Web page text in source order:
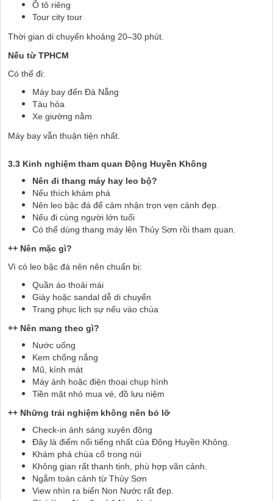
Ô tô riêng
Tour city tour
Thời gian di chuyển khoảng 20–30 phút.
Nếu từ TPHCM
Có thể đi:
Máy bay đến Đà Nẵng
Tàu hỏa
Xe giường nằm
Máy bay vẫn thuận tiện nhất.
3.3 Kinh nghiệm tham quan Động Huyền Không
Nên đi thang máy hay leo bộ?
Nếu thích khám phá
Nên leo bậc đá để cảm nhận trọn vẹn cảnh đẹp.
Nếu đi cùng người lớn tuổi
Có thể dùng thang máy lên Thủy Sơn rồi tham quan.
++ Nên mặc gì?
Vì có leo bậc đá nên nên chuẩn bị:
Quần áo thoải mái
Giày hoặc sandal dễ di chuyển
Trang phục lịch sự nếu vào chùa
++ Nên mang theo gì?
Nước uống
Kem chống nắng
Mũ, kính mát
Máy ảnh hoặc điện thoại chụp hình
Tiền mặt nhỏ mua vé, đồ lưu niệm
++ Những trải nghiệm không nên bỏ lỡ
Check-in ánh sáng xuyên động
Đây là điểm nổi tiếng nhất của Động Huyền Không.
Khám phá chùa cổ trong núi
Không gian rất thanh tịnh, phù hợp vãn cảnh.
Ngắm toàn cảnh từ Thủy Sơn
View nhìn ra biển Non Nước rất đẹp.